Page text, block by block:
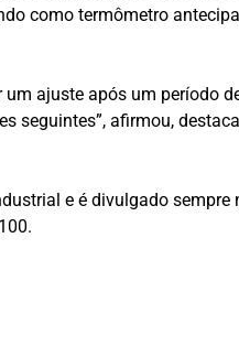
como termômetro
ajuste após um período
seguintes”, afirmou,
e é divulgado